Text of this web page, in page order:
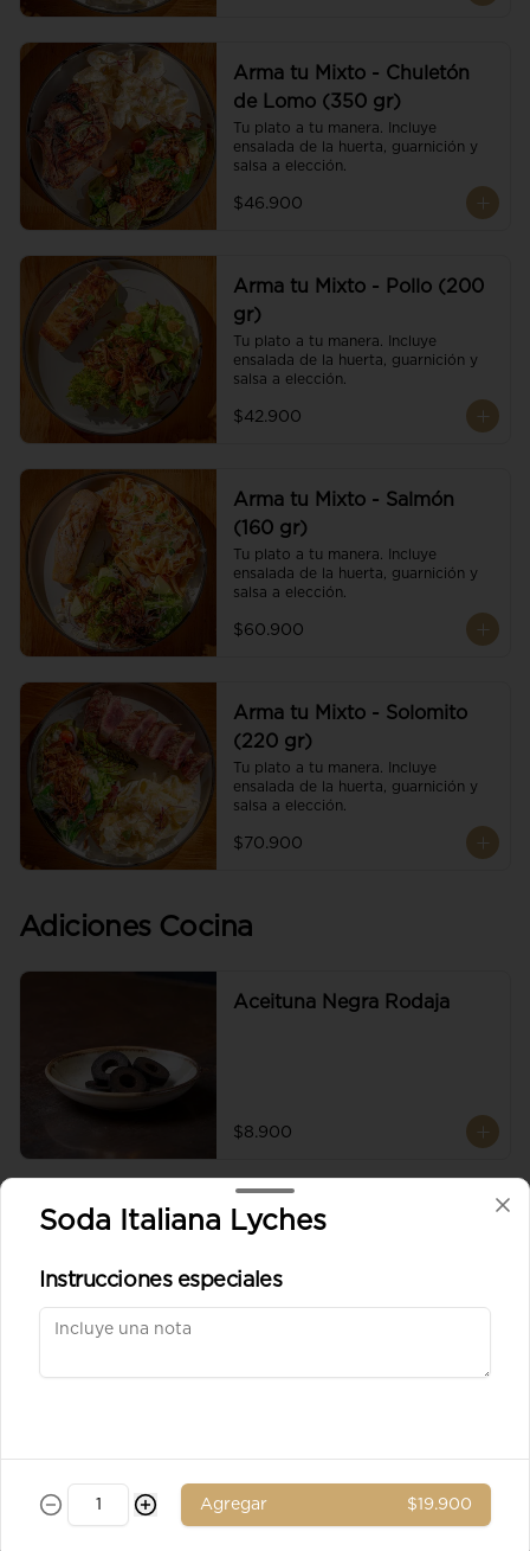
Arma tu Mixto - Chuletón
de Lomo (350 gr)
Tu plato a tu manera. Incluye
ensalada de la huerta, guarnición y
salsa a elección.
$46.900
Arma tu Mixto - Pollo (200
gr)
Tu plato a tu manera. Incluye
ensalada de la huerta, guarnición y
salsa a elección.
$42.900
Arma tu Mixto - Salmón
(160 gr)
Tu plato a tu manera. Incluye
ensalada de la huerta, guarnición y
salsa a elección.
$60.900
Arma tu Mixto - Solomito
(220 gr)
Tu plato a tu manera. Incluye
ensalada de la huerta, guarnición y
salsa a elección.
$70.900
Adiciones Cocina
Aceituna Negra Rodaja
$8.900
Aceituna verde entera
Soda Italiana Lyches
Instrucciones especiales
Agregar $19.900